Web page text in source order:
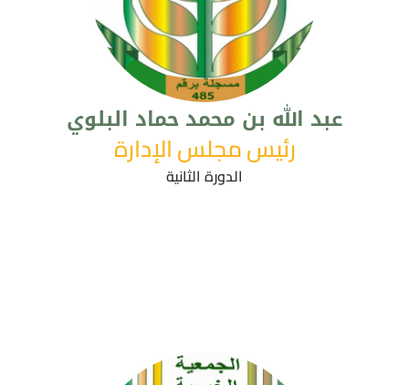
عبد الله بن محمد حماد البلوي
رئيس مجلس الإدارة
الدورة الثانية